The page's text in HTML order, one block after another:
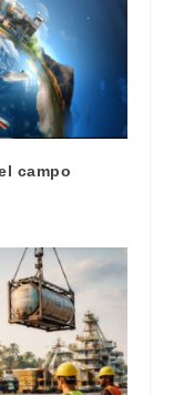
campo